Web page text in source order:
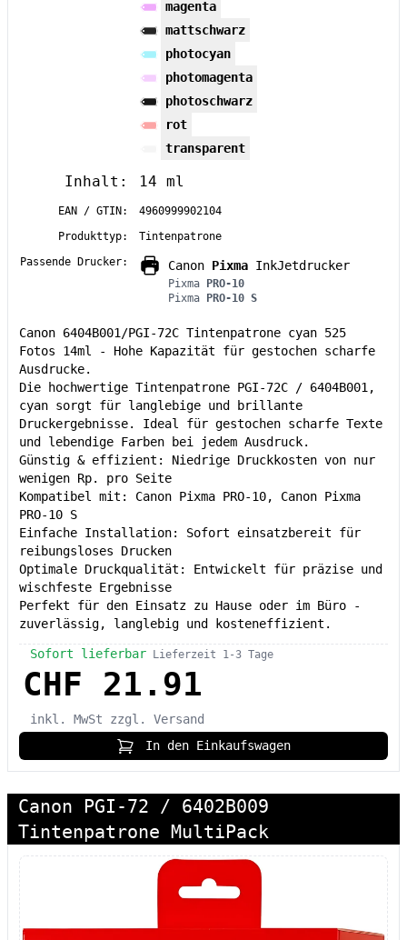
magenta
mattschwarz
photocyan
photomagenta
photoschwarz
rot
transparent
Inhalt: 14 ml
EAN / GTIN:
4960999902104
Produkttyp:
Tintenpatrone
Passende Drucker:
Canon Pixma InkJetdrucker
Pixma PRO-10
Pixma PRO-10 S
Canon 6404B001/PGI-72C Tintenpatrone cyan 525
Fotos 14ml - Hohe Kapazität für gestochen scharfe
Ausdrucke.
Die hochwertige Tintenpatrone PGI-72C / 6404B001,
cyan sorgt für langlebige und brillante
Druckergebnisse. Ideal für gestochen scharfe Texte
und lebendige Farben bei jedem Ausdruck.
Günstig & effizient: Niedrige Druckkosten von nur
wenigen Rp. pro Seite
Kompatibel mit: Canon Pixma PRO-10, Canon Pixma
PRO-10 S
Einfache Installation: Sofort einsatzbereit für
reibungsloses Drucken
Optimale Druckqualität: Entwickelt für präzise und
wischfeste Ergebnisse
Perfekt für den Einsatz zu Hause oder im Büro -
zuverlässig, langlebig und kosteneffizient.
Sofort lieferbar Lieferzeit 1-3 Tage
CHF 21.91
inkl. MwSt
zzgl. Versand
In den Einkaufswagen
Canon PGI-72 / 6402B009
Tintenpatrone MultiPack